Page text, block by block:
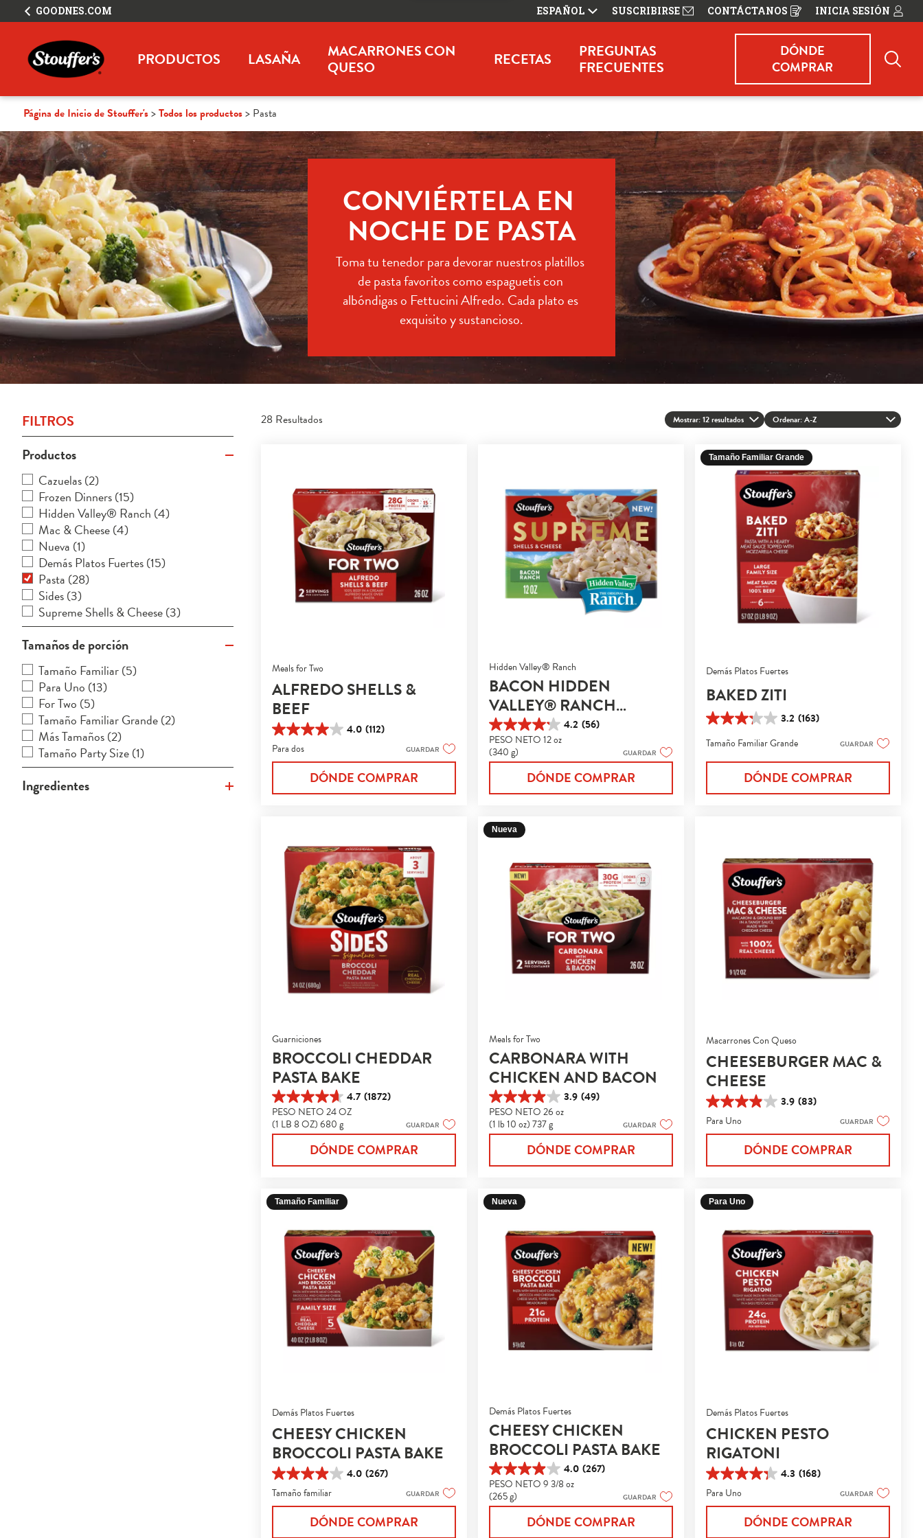
GOODNES.COM ESPAÑOL SUSCRIBIRSE CONTÁCTANOS
OPENS
IN
INICIA SESIÓN
PRODUCTOS LASAÑA
MACARRONES CON
QUESO
RECETAS
PREGUNTAS
FRECUENTES
DÓNDE
COMPRAR
Página de Inicio de Stouffer's Todos los productos Pasta
CONVIÉRTELA EN
NOCHE DE PASTA
Toma tu tenedor para devorar nuestros platillos
de pasta favoritos como espaguetis con
albóndigas o Fettucini Alfredo. Cada plato es
exquisito y sustancioso.
FILTROS
Productos
Cazuelas(2)
Frozen Dinners(15)
Hidden Valley® Ranch (4)
Mac & Cheese(4)
Nueva (1)
Demás Platos Fuertes(15)
Pasta (28)
Sides(3)
Supreme Shells & Cheese(3)
Tamaños de porción
Tamaño Familiar(5)
Para Uno (13)
For Two (5)
Tamaño Familiar Grande(2)
Más Tamaños(2)
Tamaño Party Size(1)
Ingredientes
28 Resultados Mostrar: 12 resultados Ordenar: A-Z
Meals for Two
ALFREDO SHELLS &
BEEF
4.0 (112)
4.0
de
5
estrellas.
reseñas
Para dos GUARDAR
DÓNDE COMPRAR
Hidden Valley® Ranch
BACON HIDDEN
VALLEY® RANCH
SHELLS & CHEESE
4.2 (56)
4.2
de
5
reseñas
PESO NETO 12 oz
(340 g)
GUARDAR
DÓNDE COMPRAR
Tamaño Familiar Grande
Demás Platos Fuertes
BAKED ZITI
3.2 (163)
3.2
5
estrellas.
reseñas
Tamaño Familiar Grande GUARDAR
DÓNDE COMPRAR
Guarniciones
BROCCOLI CHEDDAR
PASTA BAKE
4.7 (1872)
4.7
de
5
reseñas
PESO NETO 24 OZ
(1 LB 8 OZ) 680 g
GUARDAR
DÓNDE COMPRAR
Nueva
Meals for Two
CARBONARA WITH
CHICKEN AND BACON
3.9 (49)
3.9
de
5
reseñas
PESO NETO 26 oz
(1 lb 10 oz) 737 g
GUARDAR
DÓNDE COMPRAR
Macarrones Con Queso
CHEESEBURGER MAC &
CHEESE
3.9 (83)
3.9
de
5
estrellas.
reseñas
Para Uno GUARDAR
DÓNDE COMPRAR
Tamaño Familiar
Demás Platos Fuertes
CHEESY CHICKEN
BROCCOLI PASTA BAKE
4.0 (267)
4.0
de
5
estrellas.
Tamaño familiar GUARDAR
DÓNDE COMPRAR
Nueva
Demás Platos Fuertes
CHEESY CHICKEN
BROCCOLI PASTA BAKE
4.0 (267)
4.0
de
5
PESO NETO 9 3/8 oz
(265 g)
GUARDAR
DÓNDE COMPRAR
Para Uno
Demás Platos Fuertes
CHICKEN PESTO
RIGATONI
4.3 (168)
4.3
de
5
estrellas.
Para Uno GUARDAR
DÓNDE COMPRAR